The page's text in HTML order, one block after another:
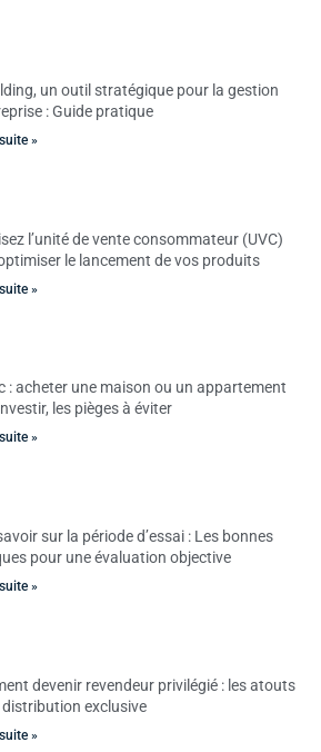
un outil stratégique pour la gestion
: Guide pratique
»
l’unité de vente consommateur (UVC)
le lancement de vos produits
»
: acheter une maison ou un appartement
les pièges à éviter
»
sur la période d’essai : Les bonnes
pour une évaluation objective
»
devenir revendeur privilégié : les atouts
distribution exclusive
»